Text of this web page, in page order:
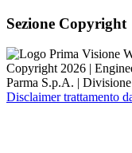
Sezione Copyright
Copyright 2026 |
Parma S.p.A. |
Disclaimer trattamento